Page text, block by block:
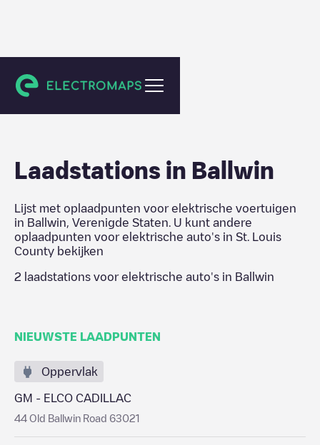
St. Louis County
Laadstations in Ballwin
Lijst met oplaadpunten voor elektrische voertuigen
in Ballwin Verenigde Staten . U kunt andere
oplaadpunten voor elektrische auto's in St. Louis
County bekijken
2 laadstations voor elektrische auto's in Ballwin
NIEUWSTE LAADPUNTEN
Oppervlak
GM - ELCO CADILLAC
44 Old Ballwin Road 63021